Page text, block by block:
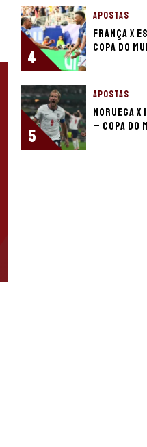
4
APOSTAS
França x
Copa do
5
APOSTAS
Noruega
– Copa do